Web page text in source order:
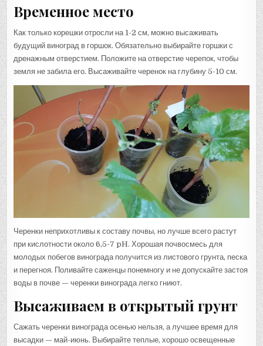
Временное место
Как только корешки отросли на 1-2 см, можно высаживать
будущий виноград в горшок. Обязательно выбирайте горшки с
дренажным отверстием. Положите на отверстие черепок, чтобы
земля не забила его. Высаживайте черенок на глубину 5-10 см.
Черенки неприхотливы к составу почвы, но лучше всего растут
при кислотности около 6,5-7 pH. Хорошая почвосмесь для
молодых побегов винограда получится из листового грунта, песка
и перегноя. Поливайте саженцы понемногу и не допускайте застоя
воды в почве — черенки винограда легко гниют.
Высаживаем в открытый грунт
Сажать черенки винограда осенью нельзя, а лучшее время для
высадки — май-июнь. Выбирайте теплые, хорошо освещенные